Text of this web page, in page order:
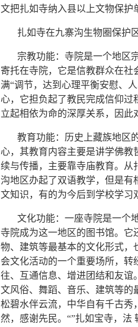
文把扎如寺纳入县以上文物保护
扎如寺在九寨沟生物圈保护
宗教功能：寺院是一个地区
寄托在寺院，它是信教群众在社
满“调节，达到心理平衡安慰、
心，它担负起了教民完成信仰过
立起相依为命的深厚关系，因此
教育功能：历史上藏族地区
心，其教育内容主要是讲学佛
续与传播，主要靠寺庙教育。从
沟地区办起了双语教学，但是
文知识，有的为今后到学校学习
文化功能：一座寺院是一个地
寺院成为这一地区的图书馆。它
物、建筑等最基本的文化形式，
会文化活动的一个重要场所，
往、互通信息、增进团结和友谊
文风俗、舞蹈、音乐、建筑等的
松碧水伴云流，中华自有千古秀
然，感谢先民。“”扎如宝寺，法